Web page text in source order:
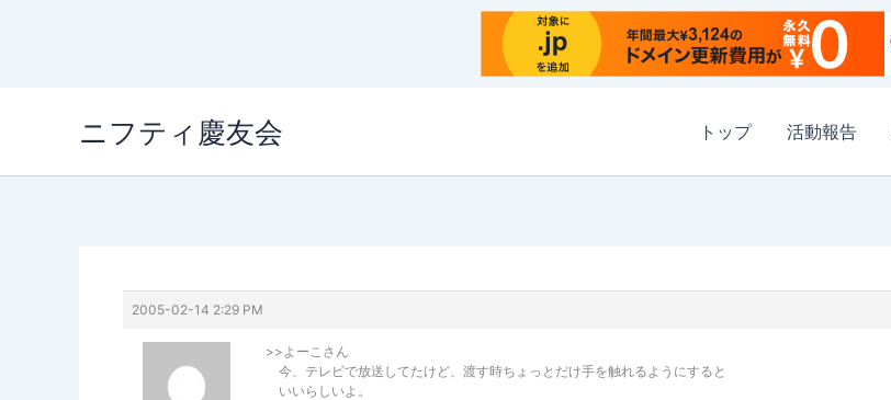
ニフティ慶友会 トップ 活動報告
2005-02-14 2:29 PM
>>よーこさん
今、テレビで放送してたけど、渡す時ちょっとだけ手を触れるようにすると
いいらしいよ。